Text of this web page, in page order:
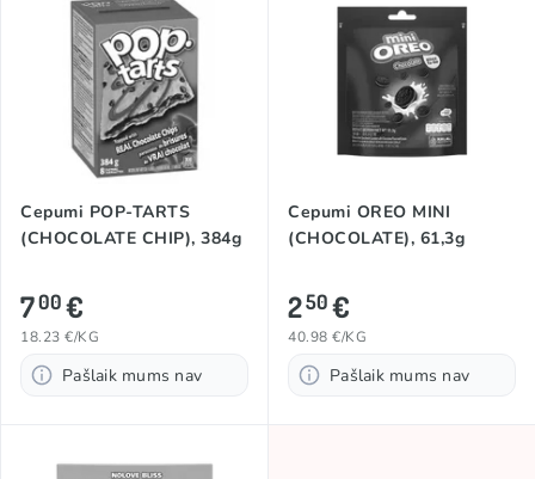
Cepumi POP-TARTS
(CHOCOLATE CHIP), 384g
700€
18.23 €/KG
Pašlaik mums nav
Cepumi OREO MINI
(CHOCOLATE), 61,3g
250€
40.98 €/KG
Pašlaik mums nav